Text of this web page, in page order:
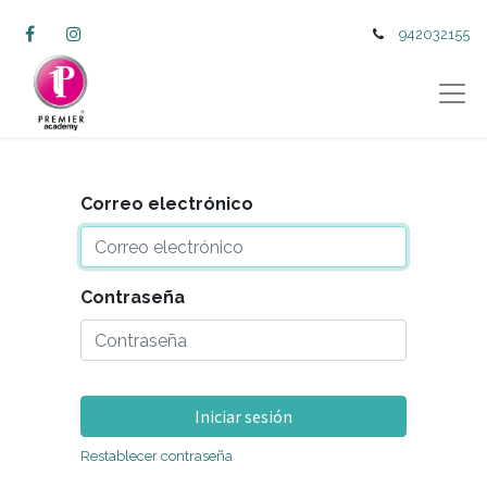
942032155
Correo electrónico
Contraseña
Iniciar sesión
Restablecer contraseña